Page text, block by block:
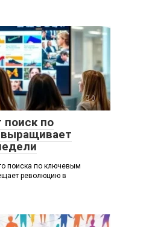
0
поиск по
поиска по ключевым
революцию в